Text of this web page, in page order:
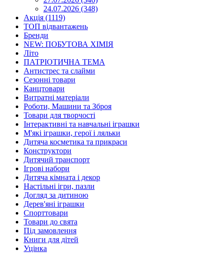
24.07.2026 (348)
Акція (1119)
ТОП відвантажень
Бренди
NEW: ПОБУТОВА ХІМІЯ
Літо
ПАТРІОТИЧНА ТЕМА
Антистрес та слайми
Сезонні товари
Канцтовари
Витратні матеріали
Роботи, Машини та Зброя
Товари для творчості
Інтерактивні та навчальні іграшки
М'які іграшки, герої і ляльки
Дитяча косметика та прикраси
Конструктори
Дитячий транспорт
Ігрові набори
Дитяча кімната і декор
Настільні ігри, пазли
Догляд за дитиною
Дерев'яні іграшки
Спорттовари
Товари до свята
Під замовлення
Книги для дітей
Уцінка